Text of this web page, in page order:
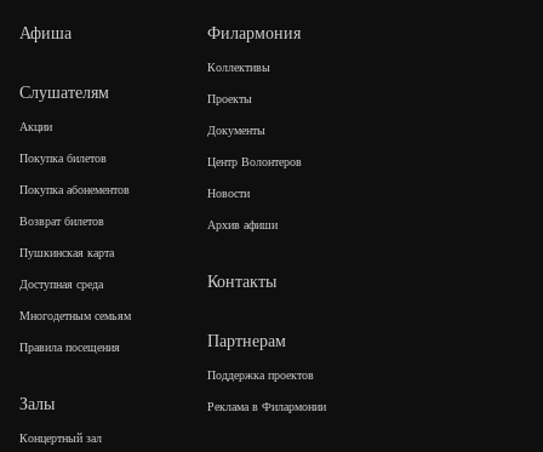
Афиша
Слушателям
Акции
Покупка билетов
Покупка абонементов
Возврат билетов
Пушкинская карта
Доступная среда
Многодетным семьям
Правила посещения
Залы
Концертный зал
Филармония
Коллективы
Проекты
Документы
Центр Волонтеров
Новости
Архив афиши
Контакты
Партнерам
Поддержка проектов
Реклама в Филармонии